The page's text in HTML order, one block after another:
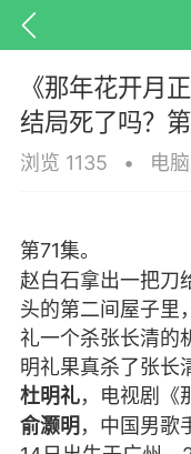
动态
任务
《那年花开月
结局死了吗？
浏览 1135 • 电
第71集。
赵白石拿出一把刀
头的第二间屋子里
礼一个杀张长清的
明礼果真杀了张长
杜明礼，电视剧《
俞灏明 ，中国男歌